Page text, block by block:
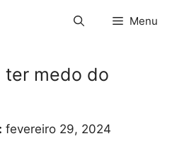
Menu
ter medo do
fevereiro 29, 2024